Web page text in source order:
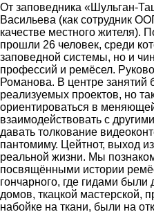
От заповедника «Шульган-
Васильева (как сотрудник
качестве местного жителя).
прошли 26 человек, среди
заповедной системы, но и
профессий и ремёсел.
Романова. В центре занятий
реализуемых проектов, но
ориентироваться в
взаимодействовать с
давать толкование
пантомиму. Цейтнот, выход
реальной жизни. Мы
посвящёнными истории
гончарного, где гидами были
домов, ткацкой мастерской,
набойке на ткани, были на